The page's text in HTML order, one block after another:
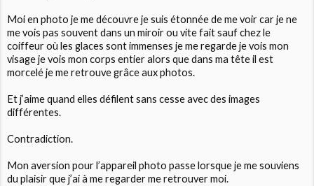
Moi en photo je me découvre je suis étonnée de me voir car je ne
me vois pas souvent dans un miroir ou vite fait sauf chez le
coiffeur où les glaces sont immenses je me regarde je vois mon
visage je vois mon corps entier alors que dans ma tête il est
morcelé je me retrouve grâce aux photos.
Et j’aime quand elles défilent sans cesse avec des images
différentes.
Contradiction.
Mon aversion pour l’appareil photo passe lorsque je me souviens
du plaisir que j’ai à me regarder me retrouver moi.